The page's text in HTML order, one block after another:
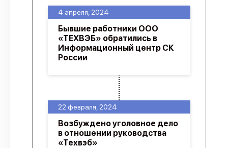
Политика конфиденциальности
22 февраля, 2024
Возбуждено уголовное дело
в отношении руководства
«Техвэб»
4 апреля, 2024
Бывшие работники ООО
«ТЕХВЭБ» обратились в
Информационный центр СК
России